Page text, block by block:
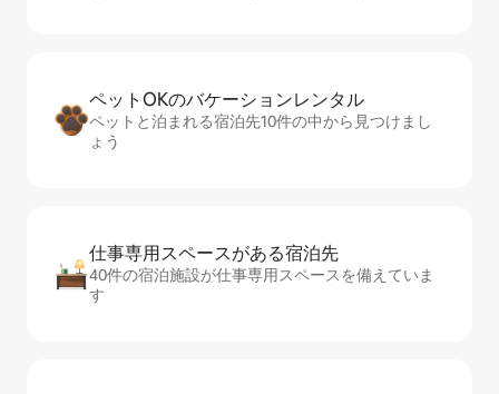
ペットOKのバ⁠ケ⁠ー⁠シ⁠ョ⁠ンレ⁠ン⁠タ⁠ル
ペットと泊まれる宿泊先10件の中から見つけまし
ょう
仕事専用ス⁠ペ⁠ー⁠スがあ⁠る宿⁠泊⁠先
40件の宿泊施設が仕事専用スペースを備えていま
す